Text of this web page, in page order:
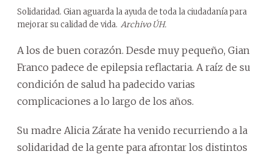
Solidaridad. Gian aguarda la ayuda de toda la ciudadanía para
mejorar su calidad de vida. Archivo ÚH.
A los de buen corazón. Desde muy pequeño, Gian
Franco padece de epilepsia reflactaria. A raíz de su
condición de salud ha padecido varias
complicaciones a lo largo de los años.
Su madre Alicia Zárate ha venido recurriendo a la
solidaridad de la gente para afrontar los distintos